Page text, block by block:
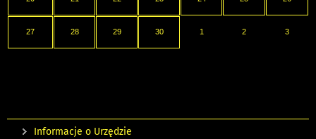
27 28 29 30 1 2 3
Informacje o Urzędzie